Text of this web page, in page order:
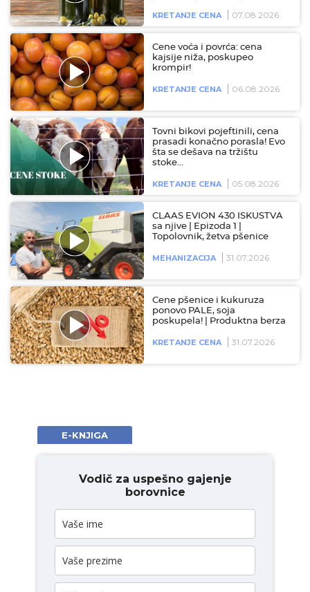
KRETANJE CENA 07.08.2026
Cene voća i povrća: cena
kajsije niža, poskupeo
krompir!
KRETANJE CENA 06.08.2026
Tovni bikovi pojeftinili, cena
prasadi konačno porasla! Evo
šta se dešava na tržištu
stoke…
KRETANJE CENA 05.08.2026
CLAAS EVION 430 ISKUSTVA
sa njive | Epizoda 1 |
Topolovnik, žetva pšenice
MEHANIZACIJA 31.07.2026
Cene pšenice i kukuruza
ponovo PALE, soja
poskupela! | Produktna berza
KRETANJE CENA 31.07.2026
E-KNJIGA
Vodič za uspešno gajenje
borovnice